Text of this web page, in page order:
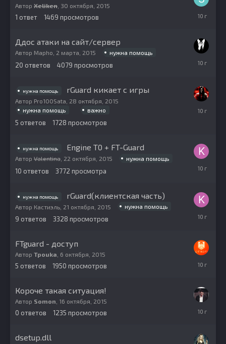
Автор Xeliken 30 октября, 2015
1 ответ 1469 просмотров
октября,
Ддос атаки на сайт/сервер
Автор Mapho 2 марта, 2015 нужна помощь
20 ответов 4079 просмотров
октября,
нужна помощь rGuard кикает с игры
Автор Pro100Sata 28 октября, 2015
нужна помощь
важно
5 ответов 1728 просмотров
октября,
нужна помощь Engine T0 + FT-Guard
Автор Valentina 22 октября, 2015 нужна помощь
10 ответов 3772 просмотра
октября,
нужна помощь rGuard(клиентская часть)
Автор Кастиэль 21 октября, 2015 нужна помощь
9 ответов 3328 просмотров
октября,
FTguard - доступ
Автор Tpоuka 6 октября, 2015
5 ответов 1950 просмотров
октября,
Короче такая ситуация!
Автор Somon 16 октября, 2015
0 ответов 1235 просмотров
октября,
dsetup.dll